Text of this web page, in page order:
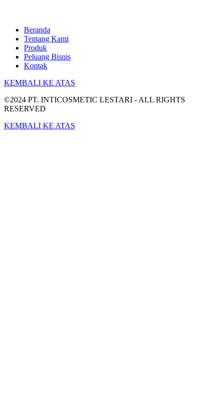
Beranda
Tentang Kami
Produk
Peluang Bisnis
Kontak
KEMBALI KE ATAS
©2024 PT. INTICOSMETIC LESTARI - ALL RIGHTS
RESERVED
KEMBALI KE ATAS